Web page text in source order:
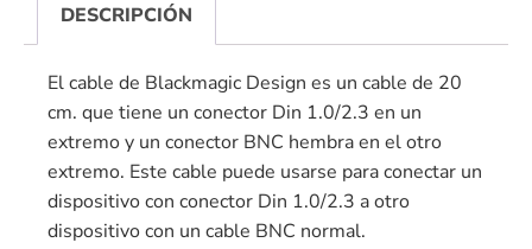
DESCRIPCIÓN
El cable de Blackmagic Design es un cable de 20
cm. que tiene un conector Din 1.0/2.3 en un
extremo y un conector BNC hembra en el otro
extremo. Este cable puede usarse para conectar un
dispositivo con conector Din 1.0/2.3 a otro
dispositivo con un cable BNC normal.